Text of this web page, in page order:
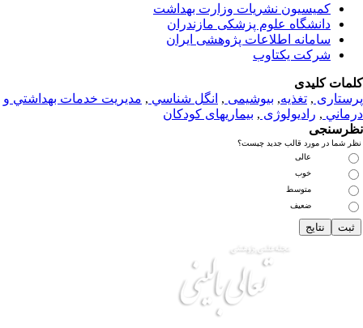
کمیسیون نشریات وزارت بهداشت
دانشگاه علوم پزشکی مازندران
سامانه اطلاعات پژوهشی ایران
شرکت یکتاوب
کلیدی
, تغذيه,بیوشیمی , انگل شناسي , مديريت خدمات بهداشتي و
, رادیولوژی, بیماریهای کودکان
شما در مورد قالب جدید چیست؟
عالی
خوب
متوسط
ضعیف